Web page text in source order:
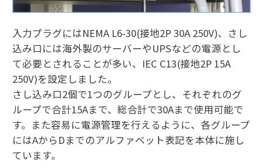
入力プラグにはNEMA L6-30(接地2P 30A 250V)、さし
込み口には海外製のサーバーやUPSなどの電源とし
て必要とされることが多い、IEC C13(接地2P 15A
250V)を設定しました。
さし込み口2個で1つのグループとし、それぞれのグ
ループで合計15Aまで、総合計で30Aまで使用可能で
す。また容易に電源管理を行えるように、各グループ
にはAからDまでのアルファベット表記を本体に施し
ています。